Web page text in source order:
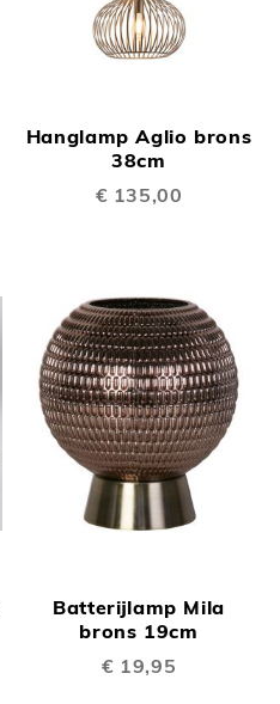
Hanglamp Aglio brons
38cm
€ 135,00
Batterijlamp Mila
brons 19cm
€ 19,95